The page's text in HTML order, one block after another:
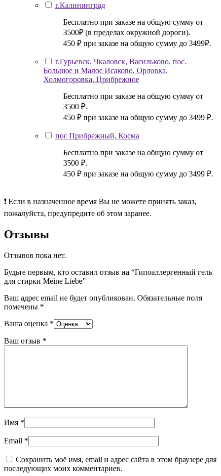
г.Калининград
Бесплатно при заказе на общую сумму от
3500₽ (в пределах окружной дороги).
450 ₽ при заказе на общую сумму до 3499₽.
г.Гурьевск, Чкаловск, Васильково, пос.
Большое и Малое Исаково, Орловка,
Холмогоровка, Прибрежное
Бесплатно при заказе на общую сумму от
3500 ₽.
450 ₽ при заказе на общую сумму до 3499 ₽.
пос Прибрежный, Косма
Бесплатно при заказе на общую сумму от
3500 ₽.
450 ₽ при заказе на общую сумму до 3499 ₽.
❗ Если в назначенное время Вы не можете принять заказ,
пожалуйста, предупредите об этом заранее.
Отзывы
Отзывов пока нет.
Будьте первым, кто оставил отзыв на “Гипоаллергенный гель
для стирки Meine Liebe”
Ваш адрес email не будет опубликован. Обязательные поля
помечены *
Ваша оценка *
Ваш отзыв *
Имя *
Email *
Сохранить моё имя, email и адрес сайта в этом браузере для
последующих моих комментариев.